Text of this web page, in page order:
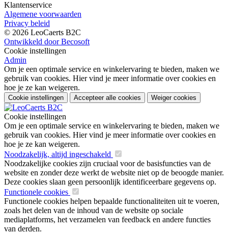
Klantenservice
Algemene voorwaarden
Privacy beleid
© 2026 LeoCaerts B2C
Ontwikkeld door Becosoft
Cookie instellingen
Admin
Om je een optimale service en winkelervaring te bieden, maken we
gebruik van cookies. Hier vind je meer informatie over cookies en
hoe je ze kan weigeren.
Cookie instellingen Accepteer alle cookies Weiger cookies
Cookie instellingen
Om je een optimale service en winkelervaring te bieden, maken we
gebruik van cookies. Hier vind je meer informatie over cookies en
hoe je ze kan weigeren.
Noodzakelijk, altijd ingeschakeld
Noodzakelijke cookies zijn cruciaal voor de basisfuncties van de
website en zonder deze werkt de website niet op de beoogde manier.
Deze cookies slaan geen persoonlijk identificeerbare gegevens op.
Functionele cookies
Functionele cookies helpen bepaalde functionaliteiten uit te voeren,
zoals het delen van de inhoud van de website op sociale
mediaplatforms, het verzamelen van feedback en andere functies
van derden.